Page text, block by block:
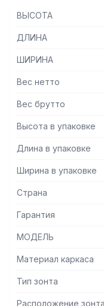
предметах мебели и
оборудование
защищает
— Бескаркасный
0,8мм
— Поставляется в
ВЫСОТА
ДЛИНА
ШИРИНА
Вес нетто
Вес брутто
Высота в упаковке
Длина в упаковке
Ширина в упаковке
Страна
Гарантия
МОДЕЛЬ
Материал каркаса
Тип зонта
Расположение зонта